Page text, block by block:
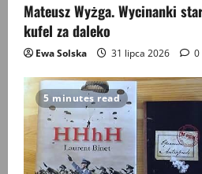
Mateusz Wyżga. Wycinanki
kufel za daleko
Ewa Solska 31 lipca 2026 0
5 minutes read